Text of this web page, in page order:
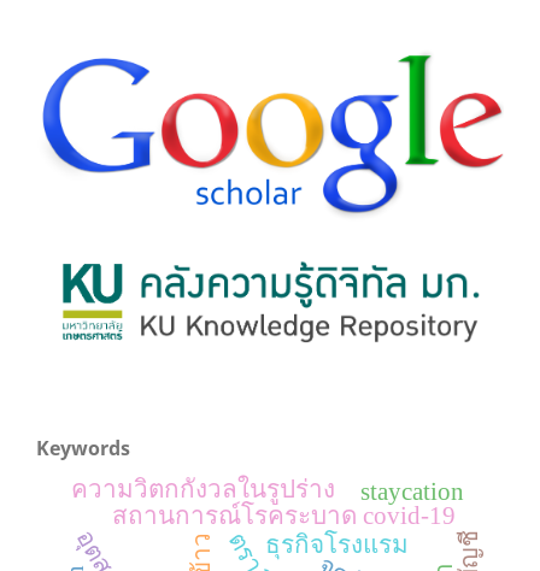
Keywords
สถานการณ์โรคระบาด covid-19
ธุรกิจโรงแรม
ความวิตกกังวลในรูปร่าง staycation